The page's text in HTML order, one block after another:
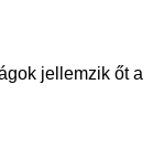
jellemzik őt a